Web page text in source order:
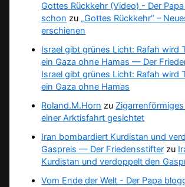
Gottes Rückkehr (Video) - Der
schon zu „Gottes Rückkehr“ –
erschienen
Israel gibt grünes Licht: Rafah wird
ein Gaza ohne Hamas — Der
Israel gibt grünes Licht: Rafah wird
ein Gaza ohne Hamas
Roland.M.Horn zu
einer Arktisfahrt gesichtet
Iran bombardiert Kurdistan und
Gaspreis — Der Friedensstifter zu
Kurdistan und verdoppelt den
Vom Ende der Welt - Der Papa